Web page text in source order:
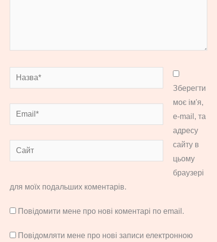
Назва*
Email*
Сайт
Зберегти
моє ім'я,
e-mail, та
адресу
сайту в
цьому
браузері
для моїх подальших коментарів.
Повідомити мене про нові коментарі по email.
Повідомляти мене про нові записи електронною